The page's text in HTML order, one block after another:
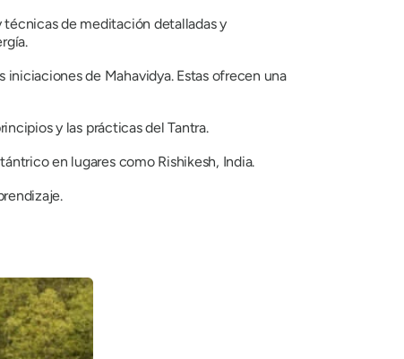
técnicas de meditación detalladas y
de Mahavidya. Estas ofrecen una
y las prácticas del Tantra.
en lugares como Rishikesh, India.